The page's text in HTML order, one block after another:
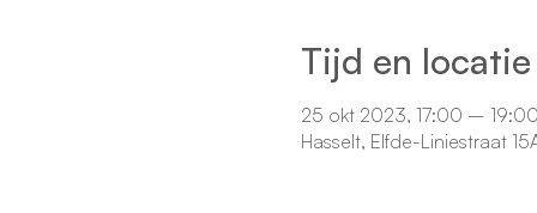
Tijd en locatie
25 okt 2023, 17:00 –
Hasselt, Elfde-Liniestraat